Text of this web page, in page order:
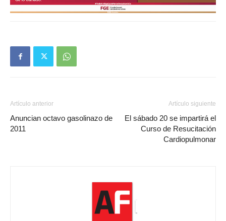
Artículo anterior
Anuncian octavo gasolinazo de
2011
Artículo siguiente
El sábado 20 se impartirá el
Curso de Resucitación
Cardiopulmonar